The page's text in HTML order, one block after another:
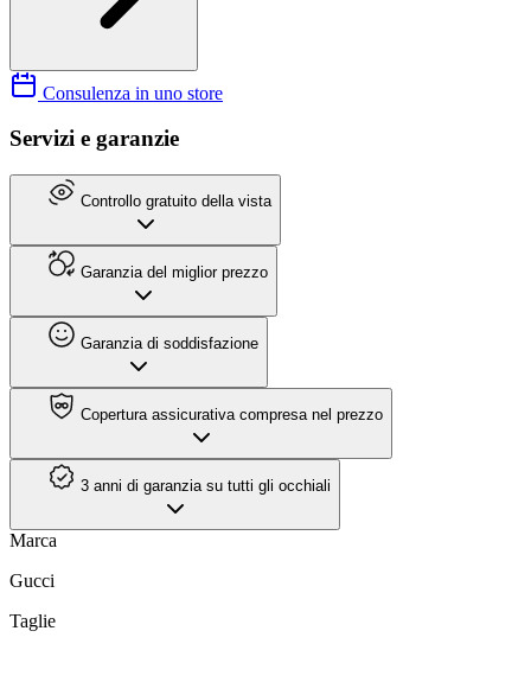
Consulenza in uno store
Servizi e garanzie
Controllo gratuito della vista
Garanzia del miglior prezzo
Garanzia di soddisfazione
Copertura assicurativa compresa nel prezzo
3 anni di garanzia su tutti gli occhiali
Marca
Gucci
Taglie